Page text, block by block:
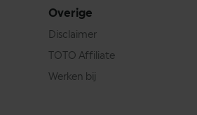
Overige
Disclaimer
TOTO Affiliate
Werken bij